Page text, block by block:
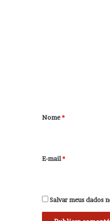
r
*
Nome*
E-mail*
Salvar meus dados